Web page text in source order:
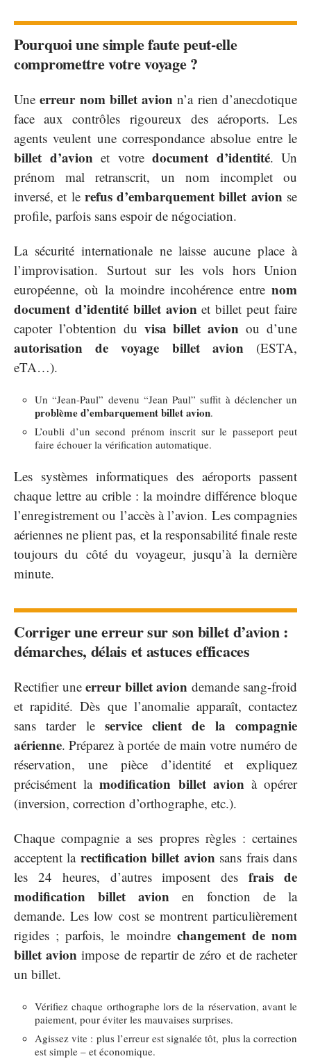
Pourquoi une simple faute peut-elle
compromettre votre voyage ?
Uneerreur nom billet avion n’a rien d’anecdotique
face aux contrôles rigoureux des aéroports. Les
agents veulent une correspondance absolue entre le
billet d’avion et votre document d’identité. Un
prénom mal retranscrit, un nom incomplet ou
inversé, et le refus d’embarquement billet avion se
profile, parfois sans espoir de négociation.
La sécurité internationale ne laisse aucune place à
l’improvisation. Surtout sur les vols hors Union
européenne, où la moindre incohérence entre nom
document d’identité billet avionet billet peut faire
capoter l’obtention du visa billet avion ou d’une
autorisation de voyage billet avion(ESTA,
eTA…).
Un “Jean-Paul” devenu “Jean Paul” suffit à déclencher un
problème d’embarquement billet avion.
L’oubli d’un second prénom inscrit sur le passeport peut
faire échouer la vérification automatique.
Les systèmes informatiques des aéroports passent
chaque lettre au crible : la moindre différence bloque
l’enregistrement ou l’accès à l’avion. Les compagnies
aériennes ne plient pas, et la responsabilité finale reste
toujours du côté du voyageur, jusqu’à la dernière
minute.
Corriger une erreur sur son billet d’avion :
démarches, délais et astuces efficaces
Rectifier une erreur billet avion demande sang-froid
et rapidité. Dès que l’anomalie apparaît, contactez
sans tarder le service client de la compagnie
aérienne. Préparez à portée de main votre numéro de
réservation, une pièce d’identité et expliquez
précisément lamodification billet avion à opérer
(inversion, correction d’orthographe, etc.).
Chaque compagnie a ses propres règles : certaines
acceptent la rectification billet avionsans frais dans
les 24 heures, d’autres imposent desfrais de
modification billet avion en fonction de la
demande. Les low cost se montrent particulièrement
rigides ; parfois, le moindre changement de nom
billet avion impose de repartir de zéro et de racheter
un billet.
Vérifiez chaque orthographe lors de la réservation, avant le
paiement, pour éviter les mauvaises surprises.
Agissez vite : plus l’erreur est signalée tôt, plus la correction
est simple – et économique.